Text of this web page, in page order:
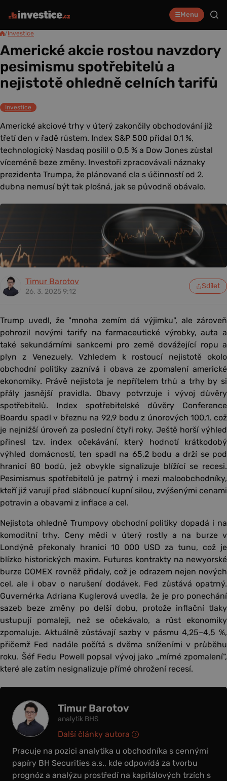
Menu
/Investice
Americké akcie rostou navzdory
pesimismu spotřebitelů a
nejistotě ohledně celních tarifů
Investice
Americké akciové trhy v úterý zakončily obchodování již
třetí den v řadě růstem. Index S&P 500 přidal 0,1 %,
technologický Nasdaq posílil o 0,5 % a Dow Jones zůstal
víceméně beze změny. Investoři zpracovávali náznaky
prezidenta Trumpa, že plánované cla s účinností od 2.
dubna nemusí být tak plošná, jak se původně obávalo.
Timur Barotov
26. 3. 2025 9:12
Sdílet
Trump uvedl, že "mnoha zemím dá výjimku", ale zároveň
pohrozil novými tarify na farmaceutické výrobky, auta a
také sekundárními sankcemi pro země dovážející ropu a
plyn z Venezuely. Vzhledem k rostoucí nejistotě okolo
obchodní politiky zaznívá i obava ze zpomalení americké
ekonomiky. Právě nejistota je nepřítelem trhů a trhy by si
přály jasnější pravidla. Obavy potvrzuje i vývoj důvěry
spotřebitelů. Index spotřebitelské důvěry Conference
Boardu spadl v březnu na 92,9 bodu z únorových 100,1, což
je nejnižší úroveň za poslední čtyři roky. Ještě horší výhled
přinesl tzv. index očekávání, který hodnotí krátkodobý
výhled domácností, ten spadl na 65,2 bodu a drží se pod
hranicí 80 bodů, jež obvykle signalizuje blížící se recesi.
Pesimismus spotřebitelů je patrný i mezi maloobchodníky,
kteří již varují před slábnoucí kupní silou, zvýšenými cenami
potravin a obavami z inflace a cel.
Nejistota ohledně Trumpovy obchodní politiky dopadá i na
komoditní trhy. Ceny mědi v úterý rostly a na burze v
Londýně překonaly hranici 10 000 USD za tunu, což je
blízko historických maxim. Futures kontrakty na newyorské
burze COMEX rovněž přidaly, což je odrazem nejen nových
cel, ale i obav o narušení dodávek. Fed zůstává opatrný.
Guvernérka Adriana Kuglerová uvedla, že je pro ponechání
sazeb beze změny po delší dobu, protože inflační tlaky
ustupují pomaleji, než se očekávalo, a růst ekonomiky
zpomaluje. Aktuálně zůstávají sazby v pásmu 4,25–4,5 %,
přičemž Fed nadále počítá s dvěma sníženími v průběhu
roku. Šéf Fedu Powell popsal vývoj jako „mírné zpomalení“,
které ale zatím nesignalizuje přímé ohrožení recesí.
Timur Barotov
analytik BHS
Pracuje na pozici analytika u obchodníka s cennými
papíry BH Securities a.s., kde odpovídá za tvorbu
prognóz a analýzu prostředí na kapitálových trzích s
Další články autora